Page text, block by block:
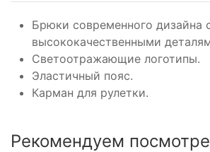
Брюки современного дизайна
высококачественными
Светоотражающие логотипы.
Эластичный пояс.
Карман для рулетки.
Рекомендуем